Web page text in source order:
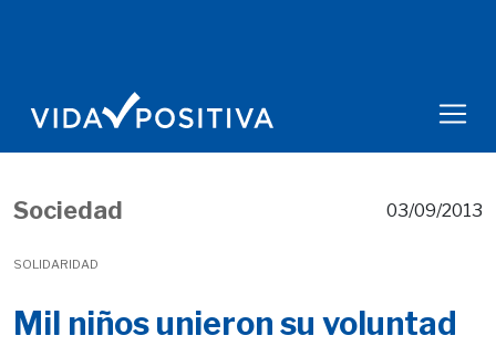
Sociedad
SOLIDARIDAD
03/09/2013
Mil niños unieron su voluntad